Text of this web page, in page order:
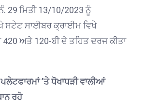
29 ਮਿਤੀ 13/10/2023 ਨੂੰ
ਸਟੇਟ ਸਾਈਬਰ ਕ੍ਰਾਈਮ ਵਿਖੇ
420 ਅਤੇ 120-ਬੀ ਦੇ ਤਹਿਤ ਦਰਜ ਕੀਤਾ
’ਤੇ ਧੋਖਾਧੜੀ ਵਾਲੀਆਂ
ਰਹੋ